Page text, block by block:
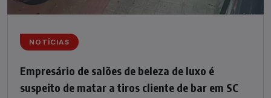
NOTÍCIAS
Empresário de salões de beleza de luxo é
suspeito de matar a tiros cliente de bar em SC